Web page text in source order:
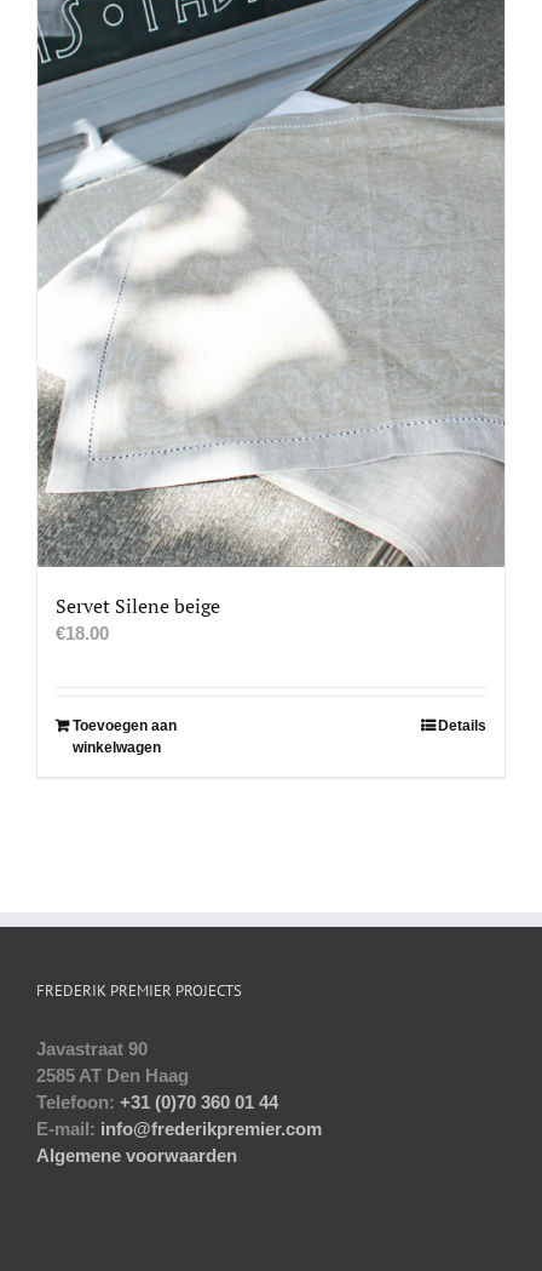
Servet Silene beige
€18.00
Toevoegen aan
winkelwagen
Details
FREDERIK PREMIER PROJECTS
Javastraat 90
2585 AT Den Haag
Telefoon: +31 (0)70 360 01 44
E-mail: info@frederikpremier.com
Algemene voorwaarden